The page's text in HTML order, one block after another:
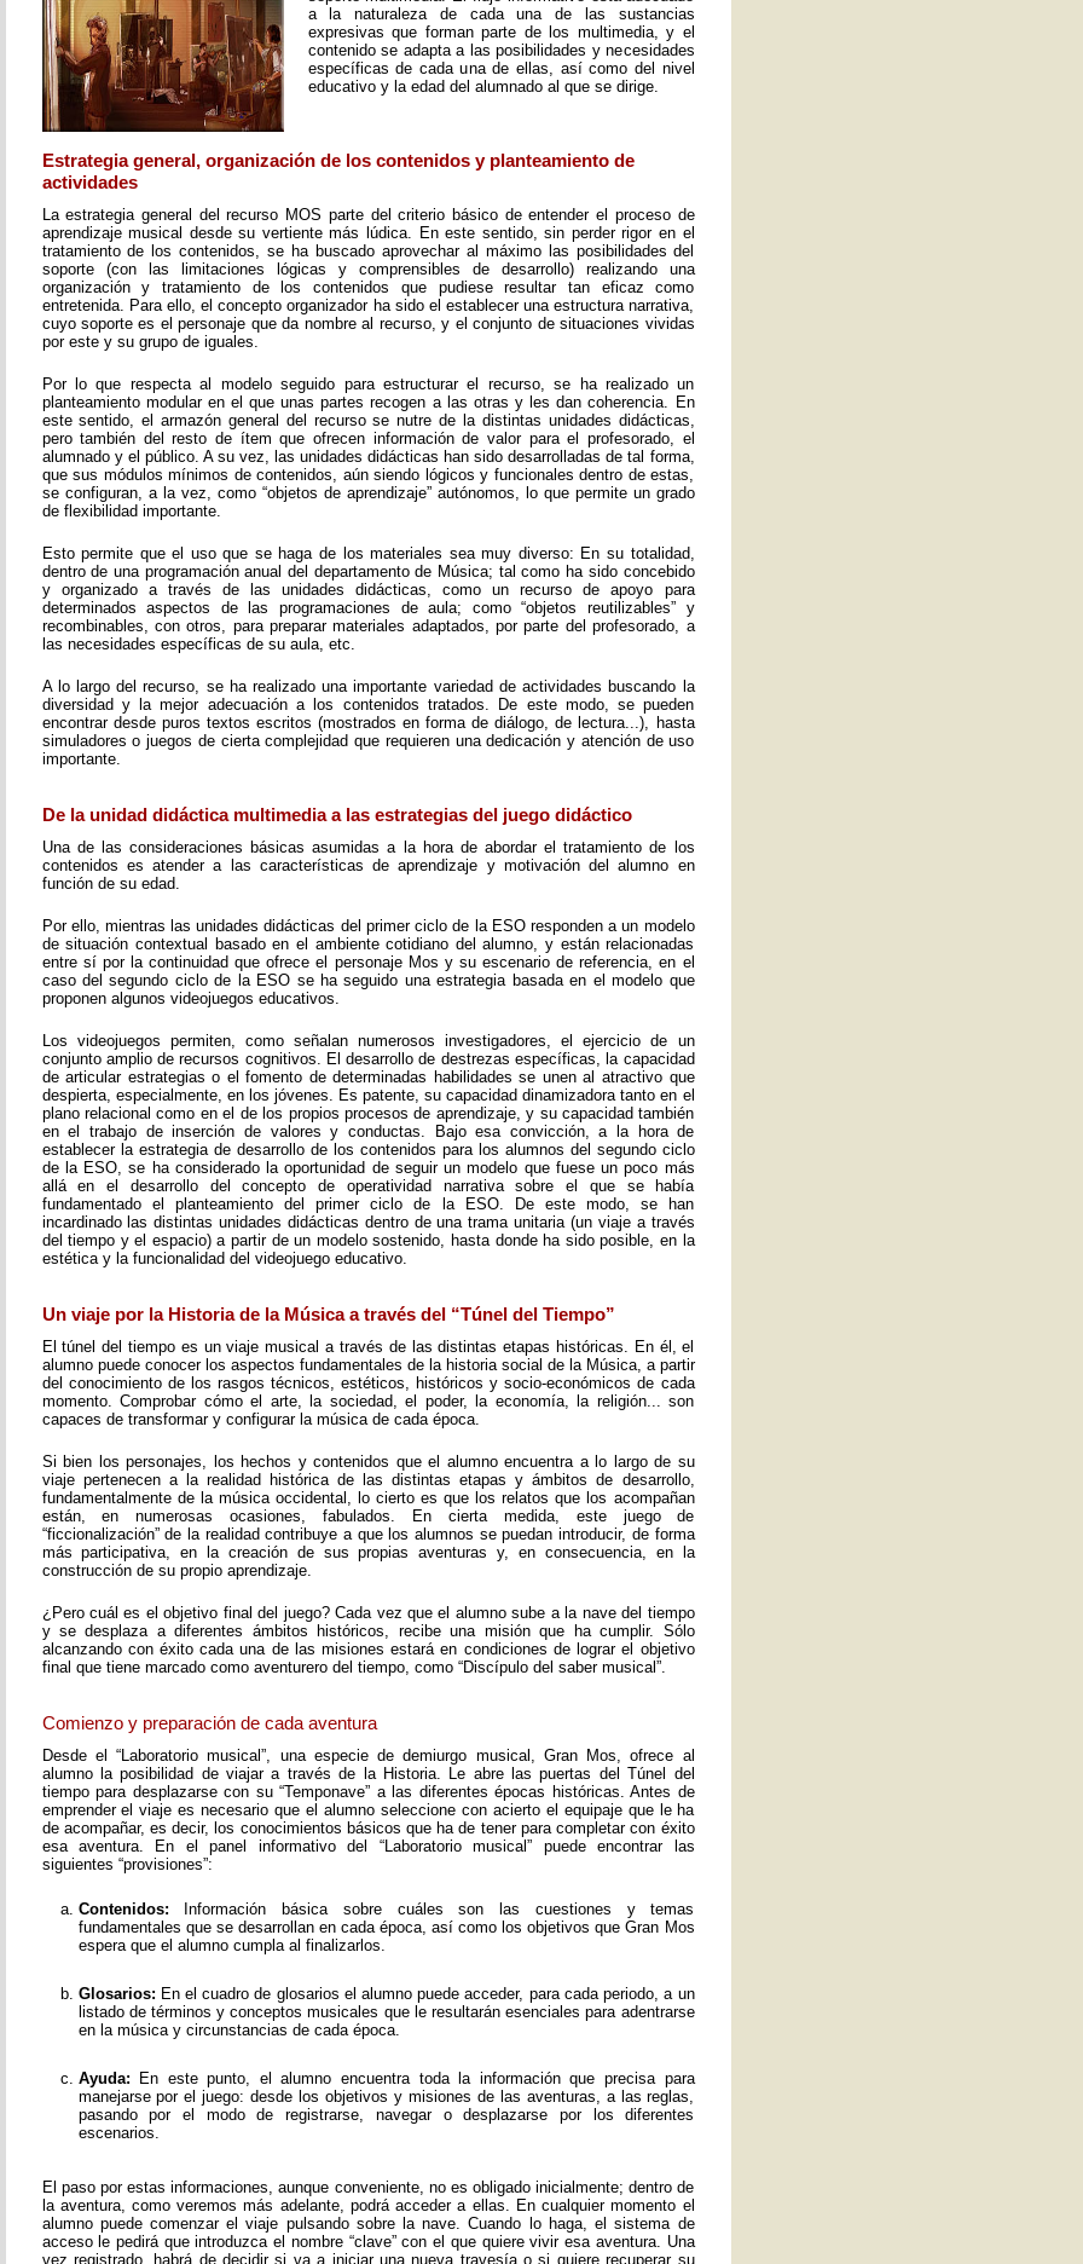
a la naturaleza de cada una de las sustancias
expresivas que forman parte de los multimedia, y el
contenido se adapta a las posibilidades y necesidades
específicas de cada una de ellas, así como del nivel
educativo y la edad del alumnado al que se dirige.
Estrategia general, organización de los contenidos y planteamiento de
actividades
La estrategia general del recurso MOS parte del criterio básico de entender el proceso de
aprendizaje musical desde su vertiente más lúdica. En este sentido, sin perder rigor en el
tratamiento de los contenidos, se ha buscado aprovechar al máximo las posibilidades del
soporte (con las limitaciones lógicas y comprensibles de desarrollo) realizando una
organización y tratamiento de los contenidos que pudiese resultar tan eficaz como
entretenida. Para ello, el concepto organizador ha sido el establecer una estructura narrativa,
cuyo soporte es el personaje que da nombre al recurso, y el conjunto de situaciones vividas
por este y su grupo de iguales.
Por lo que respecta al modelo seguido para estructurar el recurso, se ha realizado un
planteamiento modular en el que unas partes recogen a las otras y les dan coherencia. En
este sentido, el armazón general del recurso se nutre de la distintas unidades didácticas,
pero también del resto de ítem que ofrecen información de valor para el profesorado, el
alumnado y el público. A su vez, las unidades didácticas han sido desarrolladas de tal forma,
que sus módulos mínimos de contenidos, aún siendo lógicos y funcionales dentro de estas,
se configuran, a la vez, como “objetos de aprendizaje” autónomos, lo que permite un grado
de flexibilidad importante.
Esto permite que el uso que se haga de los materiales sea muy diverso: En su totalidad,
dentro de una programación anual del departamento de Música; tal como ha sido concebido
y organizado a través de las unidades didácticas, como un recurso de apoyo para
determinados aspectos de las programaciones de aula; como “objetos reutilizables” y
recombinables, con otros, para preparar materiales adaptados, por parte del profesorado, a
las necesidades específicas de su aula, etc.
A lo largo del recurso, se ha realizado una importante variedad de actividades buscando la
diversidad y la mejor adecuación a los contenidos tratados. De este modo, se pueden
encontrar desde puros textos escritos (mostrados en forma de diálogo, de lectura...), hasta
simuladores o juegos de cierta complejidad que requieren una dedicación y atención de uso
importante.
De la unidad didáctica multimedia a las estrategias del juego didáctico
Una de las consideraciones básicas asumidas a la hora de abordar el tratamiento de los
contenidos es atender a las características de aprendizaje y motivación del alumno en
función de su edad.
Por ello, mientras las unidades didácticas del primer ciclo de la ESO responden a un modelo
de situación contextual basado en el ambiente cotidiano del alumno, y están relacionadas
entre sí por la continuidad que ofrece el personaje Mos y su escenario de referencia, en el
caso del segundo ciclo de la ESO se ha seguido una estrategia basada en el modelo que
proponen algunos videojuegos educativos.
Los videojuegos permiten, como señalan numerosos investigadores, el ejercicio de un
conjunto amplio de recursos cognitivos. El desarrollo de destrezas específicas, la capacidad
de articular estrategias o el fomento de determinadas habilidades se unen al atractivo que
despierta, especialmente, en los jóvenes. Es patente, su capacidad dinamizadora tanto en el
plano relacional como en el de los propios procesos de aprendizaje, y su capacidad también
en el trabajo de inserción de valores y conductas. Bajo esa convicción, a la hora de
establecer la estrategia de desarrollo de los contenidos para los alumnos del segundo ciclo
de la ESO, se ha considerado la oportunidad de seguir un modelo que fuese un poco más
allá en el desarrollo del concepto de operatividad narrativa sobre el que se había
fundamentado el planteamiento del primer ciclo de la ESO. De este modo, se han
incardinado las distintas unidades didácticas dentro de una trama unitaria (un viaje a través
del tiempo y el espacio) a partir de un modelo sostenido, hasta donde ha sido posible, en la
estética y la funcionalidad del videojuego educativo.
Un viaje por la Historia de la Música a través del “Túnel del Tiempo”
El túnel del tiempo es un viaje musical a través de las distintas etapas históricas. En él, el
alumno puede conocer los aspectos fundamentales de la historia social de la Música, a partir
del conocimiento de los rasgos técnicos, estéticos, históricos y socio-económicos de cada
momento. Comprobar cómo el arte, la sociedad, el poder, la economía, la religión... son
capaces de transformar y configurar la música de cada época.
Si bien los personajes, los hechos y contenidos que el alumno encuentra a lo largo de su
viaje pertenecen a la realidad histórica de las distintas etapas y ámbitos de desarrollo,
fundamentalmente de la música occidental, lo cierto es que los relatos que los acompañan
están, en numerosas ocasiones, fabulados. En cierta medida, este juego de
“ficcionalización” de la realidad contribuye a que los alumnos se puedan introducir, de forma
más participativa, en la creación de sus propias aventuras y, en consecuencia, en la
construcción de su propio aprendizaje.
¿Pero cuál es el objetivo final del juego? Cada vez que el alumno sube a la nave del tiempo
y se desplaza a diferentes ámbitos históricos, recibe una misión que ha cumplir. Sólo
alcanzando con éxito cada una de las misiones estará en condiciones de lograr el objetivo
final que tiene marcado como aventurero del tiempo, como “Discípulo del saber musical”.
Comienzo y preparación de cada aventura
Desde el “Laboratorio musical”, una especie de demiurgo musical, Gran Mos, ofrece al
alumno la posibilidad de viajar a través de la Historia. Le abre las puertas del Túnel del
tiempo para desplazarse con su “Temponave” a las diferentes épocas históricas. Antes de
emprender el viaje es necesario que el alumno seleccione con acierto el equipaje que le ha
de acompañar, es decir, los conocimientos básicos que ha de tener para completar con éxito
esa aventura. En el panel informativo del “Laboratorio musical” puede encontrar las
siguientes “provisiones”:
Contenidos: Información básica sobre cuáles son las cuestiones y temas
fundamentales que se desarrollan en cada época, así como los objetivos que Gran Mos
espera que el alumno cumpla al finalizarlos.
Glosarios: En el cuadro de glosarios el alumno puede acceder, para cada periodo, a un
listado de términos y conceptos musicales que le resultarán esenciales para adentrarse
en la música y circunstancias de cada época.
Ayuda: En este punto, el alumno encuentra toda la información que precisa para
manejarse por el juego: desde los objetivos y misiones de las aventuras, a las reglas,
pasando por el modo de registrarse, navegar o desplazarse por los diferentes
escenarios.
El paso por estas informaciones, aunque conveniente, no es obligado inicialmente; dentro de
la aventura, como veremos más adelante, podrá acceder a ellas. En cualquier momento el
alumno puede comenzar el viaje pulsando sobre la nave. Cuando lo haga, el sistema de
acceso le pedirá que introduzca el nombre “clave” con el que quiere vivir esa aventura. Una
vez registrado, habrá de decidir si va a iniciar una nueva travesía o si quiere recuperar su